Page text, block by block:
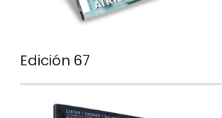
Edición 67